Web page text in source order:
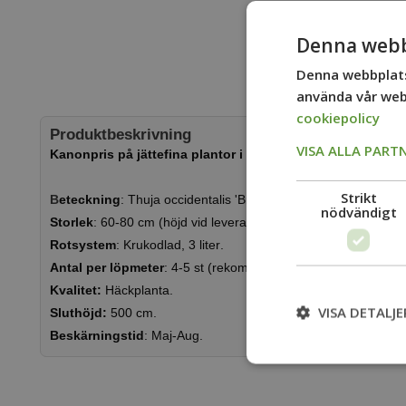
Produktbeskrivning
Kanonpris på jättefina plantor i lagom och prisvärd
Beteckning: Thuja occidentalis 'Brabant'.
Storlek: 60-80 cm (höjd vid leverans).
Rotsystem: Krukodlad, 3 liter
Antal per löpmeter: 4-5 st (rekommendation).
Kvalitet: Häckplanta.
Sluthöjd: 500 cm.
Beskärningstid: Maj-Aug.
Denna
Denna
använda vår
cookiepolicy
VISA ALLA
Strikt
nödvändigt
VISA